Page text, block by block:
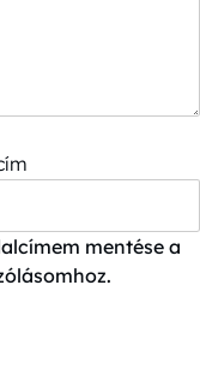
mentése a